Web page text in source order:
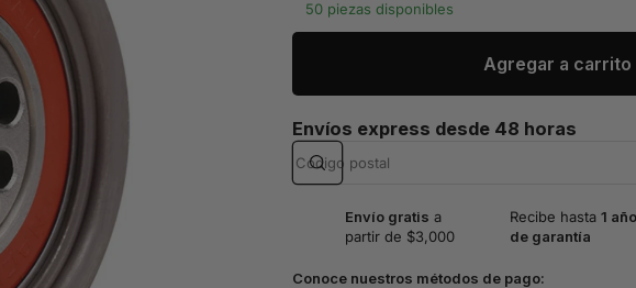
es.product.price.sale_price
50 piezas disponibles
Agregar a carrito
Envíos express desde 48 horas
Envío gratis a
partir de $3,000
Recibe hasta 1 año
de garantía
Conoce nuestros métodos de pago: